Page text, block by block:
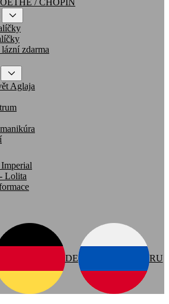
/ CHOPIN
zdarma
Aglaja
Imperial
Lolita
DE RU